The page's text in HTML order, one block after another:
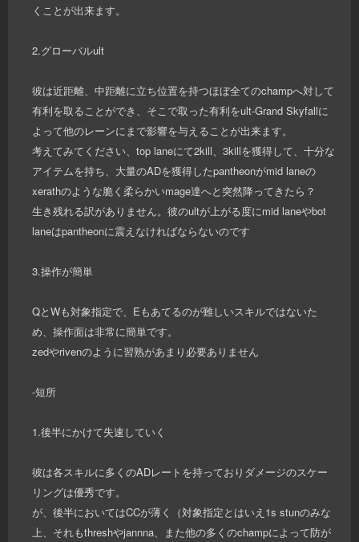
くことが出来ます。
2.グローバルult
彼は近距離、中距離に立ち位置を持つほぼ全てのchampへ対して
有利を取ることができ、そこで取った有利をult-Grand Skyfallに
よって他のレーンにまで影響を与えることが出来ます。
考えてみてください、top laneにて2kill、3killを獲得して、十分な
アイテムを持ち、大量のADを獲得したpantheonがmid laneの
xerathのような脆く柔らかいmage達へと突然降ってきたら？
生き残れる訳がありません。彼のultが上がる度にmid laneやbot
laneはpantheonに震えなければならないのです
3.操作が簡単
QとWも対象指定で、Eもあてるのが難しいスキルではないた
め、操作面は非常に簡単です。
zedやrivenのように習熟があまり必要ありません
-短所
1.後半にかけて失速していく
彼は各スキルに多くのADレートを持っておりダメージのスケー
リングは優秀です。
が、後半においてはCCが薄く（対象指定とはいえ1s stunのみな
上、それもthreshやjannna、また他の多くのchampによって防が